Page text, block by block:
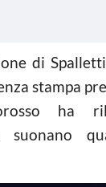
di
stampa
ha
suonano